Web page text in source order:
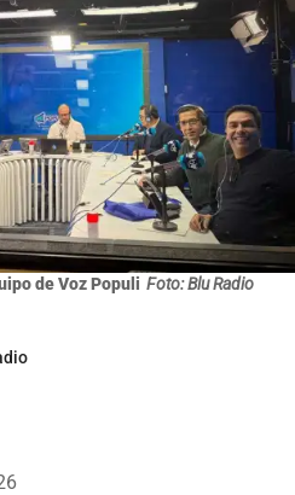
de Voz Populi Foto: Blu Radio